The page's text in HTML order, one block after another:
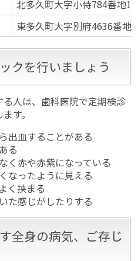
北多久町大字小侍784番地10
東多久町大字別府4636番地1
クを行いましょう
人は、歯科医院で定期検診
す。
出血することがある
る
く赤や赤紫になっている
なったように見える
く挟まる
た感じがしたりする
全身の病気、ご存じ